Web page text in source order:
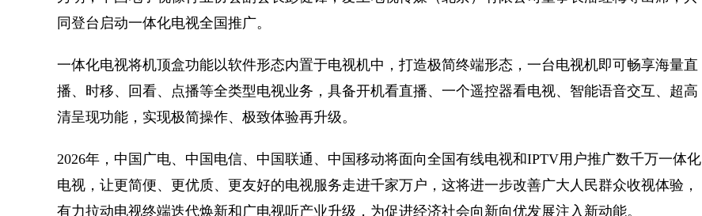
同登台启动一体化电视全国推广。
一体化电视将机顶盒功能以软件形态内置于电视机中，打造极简终端形态，一台电视机即可畅享海量直
播、时移、回看、点播等全类型电视业务，具备开机看直播、一个遥控器看电视、智能语音交互、超高
清呈现功能，实现极简操作、极致体验再升级。
2026年，中国广电、中国电信、中国联通、中国移动将面向全国有线电视和IPTV用户推广数千万一体化
电视，让更简便、更优质、更友好的电视服务走进千家万户，这将进一步改善广大人民群众收视体验，
有力拉动电视终端迭代焕新和广电视听产业升级，为促进经济社会向新向优发展注入新动能。